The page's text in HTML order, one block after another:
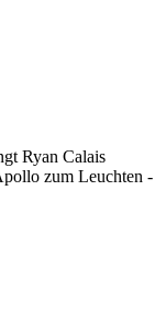
Ryan Calais
zum Leuchten -